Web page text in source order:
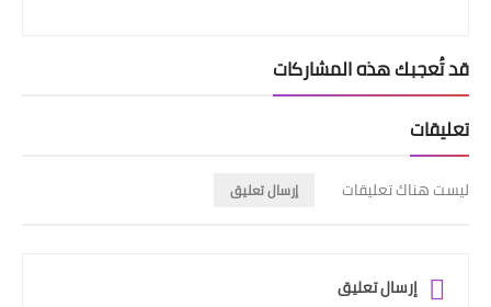
قد تُعجبك هذه المشاركات
تعليقات
ليست هناك تعليقات إرسال تعليق
إرسال تعليق